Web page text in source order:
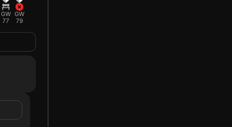
GW
77
GW
79